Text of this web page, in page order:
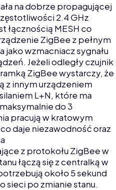
na dobrze propagującej
2.4 GHz
łącznością MESH co
ZigBee z pełnym
jako wzmacniacz sygnału
Jeżeli odległy czujnik
ZigBee wystarczy, że
z innym urządzeniem
L+N, które ma
do 3
pracują w kratowym
daje niezawodność oraz
z protokołu ZigBee w
łączą się z centralką w
około 5 sekund
sieci po zmianie stanu.